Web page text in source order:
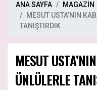
ANA SAYFA
MAGAZİN
MESUT USTA’NIN
TANIŞTIRDIK
MESUT
ÜNLÜLERLE